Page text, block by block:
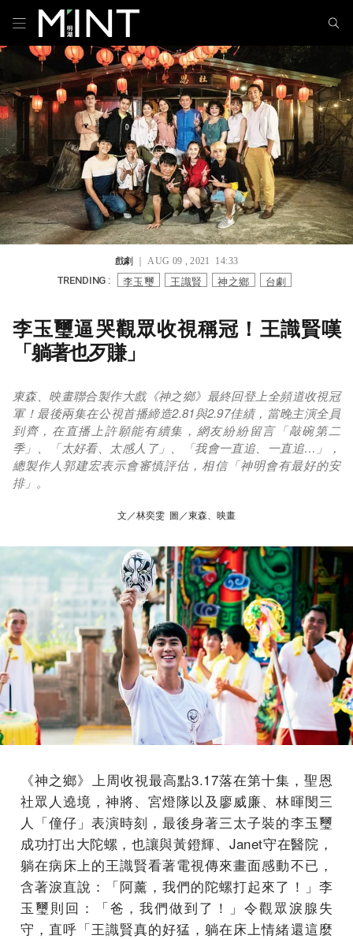
戲劇 ｜ AUG 09 , 2021 14:33
TRENDING : 李玉璽 王識賢 神之鄉 台劇
李玉璽逼哭觀眾收視稱冠！王識賢嘆
「躺著也歹賺」
東森、映畫聯合製作大戲《神之鄉》最終回登上全頻道收視冠
軍！最後兩集在公視首播締造2.81與2.97佳績，當晚主演全員
到齊，在直播上許願能有續集，網友紛紛留言「敲碗第二
季」、「太好看、太感人了」、「我會一直追、一直追…」，
總製作人郭建宏表示會審慎評估，相信「神明會有最好的安
排」。
文／林奕雯 圖／東森、映畫
《神之鄉》上周收視最高點3.17落在第十集，聖恩
社眾人遶境，神將、宮燈隊以及廖威廉、林暉閔三
人「僮仔」表演時刻，最後身著三太子裝的李玉璽
成功打出大陀螺，也讓與黃鐙輝、Janet守在醫院，
躺在病床上的王識賢看著電視傳來畫面感動不已，
含著淚直說：「阿薰，我們的陀螺打起來了！」李
玉璽則回：「爸，我們做到了！」令觀眾淚腺失
守，直呼「王識賢真的好猛，躺在床上情緒還這麼